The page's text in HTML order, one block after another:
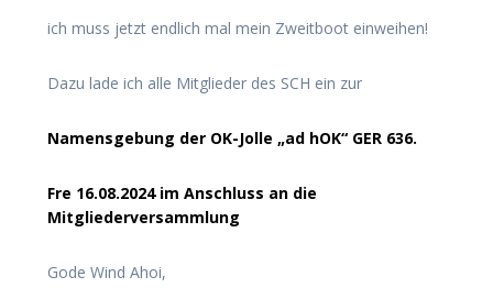
ich muss jetzt endlich mal mein Zweitboot einweihen!
Dazu lade ich alle Mitglieder des SCH ein zur
Namensgebung der OK-Jolle „ad hOK“ GER 636.
Fre 16.08.2024 im Anschluss an die
Mitgliederversammlung
Gode Wind Ahoi,